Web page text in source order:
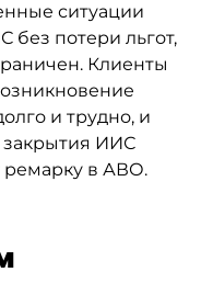
ситуации
без потери льгот,
Клиенты
и трудно, и
закрытия ИИС
ремарку в АВО.